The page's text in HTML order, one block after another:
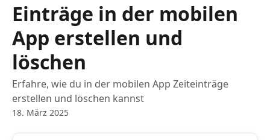
Einträge in der mobilen
App erstellen und
löschen
Erfahre, wie du in der mobilen App Zeiteinträge
erstellen und löschen kannst
18. März 2025